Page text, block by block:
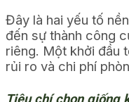
Đây là hai yếu tố
đến sự thành công
riêng. Một khởi đầu
rủi ro và chi phí
Tiêu chí chọn giống